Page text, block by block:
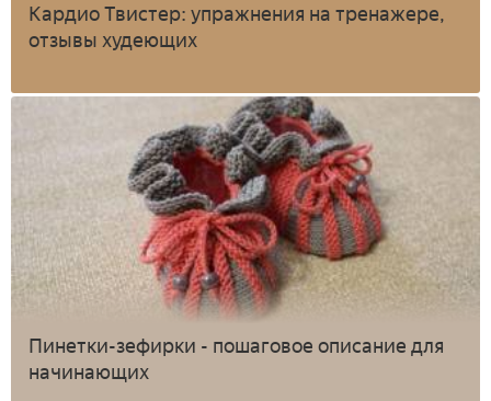
Кардио Твистер: упражнения на тренажере,
отзывы худеющих
Пинетки-зефирки - пошаговое описание для
начинающих